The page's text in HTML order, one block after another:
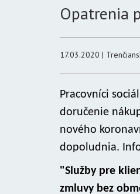
Opatrenia
17.03.2020 |
Pracovníci
doručenie
nového
dopoludnia.
"Služby pre
zmluvy bez